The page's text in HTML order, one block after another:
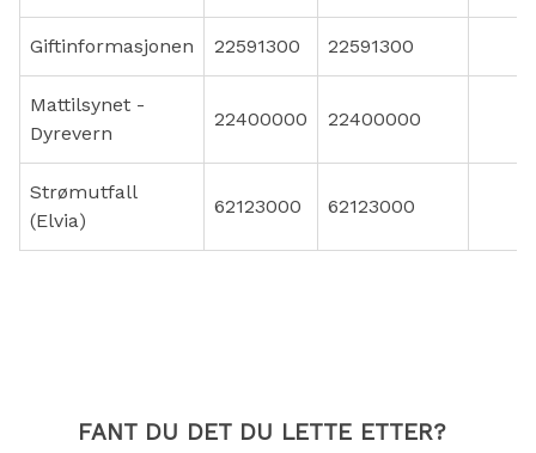
Giftinformasjonen 22591300 22591300
Mattilsynet -
Dyrevern
22400000 22400000
Strømutfall
(Elvia)
62123000 62123000
FANT DU DET DU LETTE ETTER?